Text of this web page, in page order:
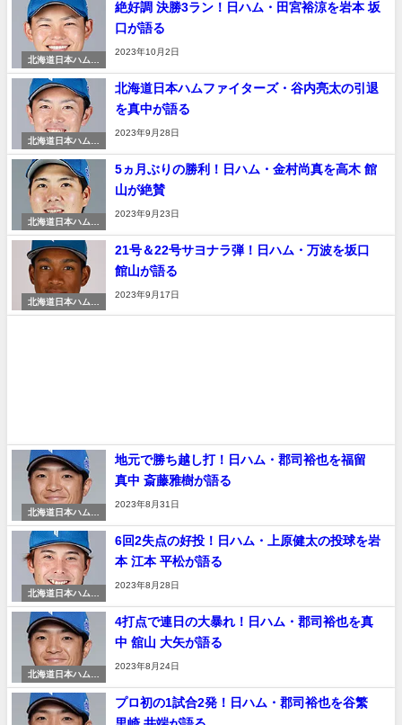
北海道日本ハムフ
ァイターズ
絶好調 決勝3ラン！日ハム・田宮裕涼を岩本 坂
口が語る
2023年10月2日
北海道日本ハムフ
ァイターズ
北海道日本ハムファイターズ・谷内亮太の引退
を真中が語る
2023年9月28日
北海道日本ハムフ
ァイターズ
5ヵ月ぶりの勝利！日ハム・金村尚真を高木 館
山が絶賛
2023年9月23日
北海道日本ハムフ
ァイターズ
21号＆22号サヨナラ弾！日ハム・万波を坂口
館山が語る
2023年9月17日
北海道日本ハムフ
ァイターズ
地元で勝ち越し打！日ハム・郡司裕也を福留
真中 斎藤雅樹が語る
2023年8月31日
北海道日本ハムフ
ァイターズ
6回2失点の好投！日ハム・上原健太の投球を岩
本 江本 平松が語る
2023年8月28日
北海道日本ハムフ
ァイターズ
4打点で連日の大暴れ！日ハム・郡司裕也を真
中 舘山 大矢が語る
2023年8月24日
プロ初の1試合2発！日ハム・郡司裕也を谷繁